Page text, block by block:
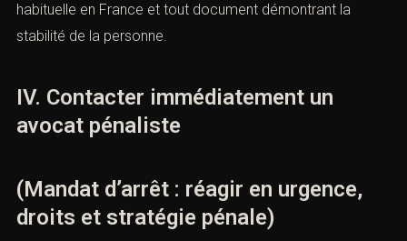
justificatifs de changement d’adresse, preuves d’emploi,
habituelle en France et tout document démontrant la
stabilité de la personne.
IV. Contacter immédiatement un
avocat pénaliste